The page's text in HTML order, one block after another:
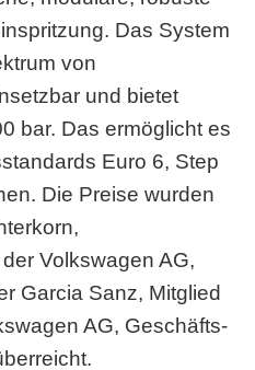
Das System
von
und bietet
bar. Das ermöglicht es
Euro 6, Step
Die Preise wurden
Volkswagen AG,
Garcia Sanz, Mitglied
AG, Geschäfts­